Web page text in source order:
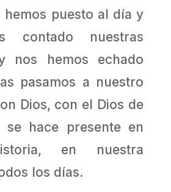
hemos puesto al día y
contado nuestras
nos hemos echado
pasamos a nuestro
Dios, con el Dios de
hace presente en
en nuestra
los días.